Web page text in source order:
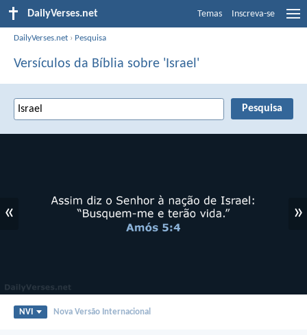
DailyVerses.net Temas Inscreva-se
DailyVerses.net › Pesquisa
Versículos da Bíblia sobre 'Israel'
« »
NVI Nova Versão Internacional